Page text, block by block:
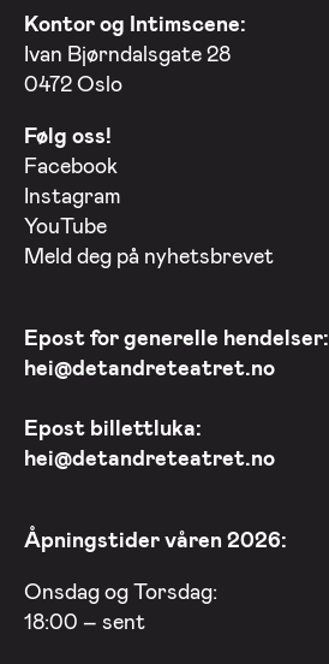
Kontor og Intimscene:
Ivan Bjørndalsgate 28
0472 Oslo
Følg oss!
Facebook
Instagram
YouTube
Meld deg på nyhetsbrevet
Epost for generelle hendelser:
hei@detandreteatret.no
Epost billettluka:
hei@detandreteatret.no
Åpningstider våren 2026:
Onsdag og Torsdag:
18:00 – sent